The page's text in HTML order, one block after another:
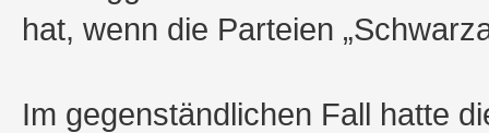
hat, wenn die Parteien
Im gegenständlichen Fall hatte